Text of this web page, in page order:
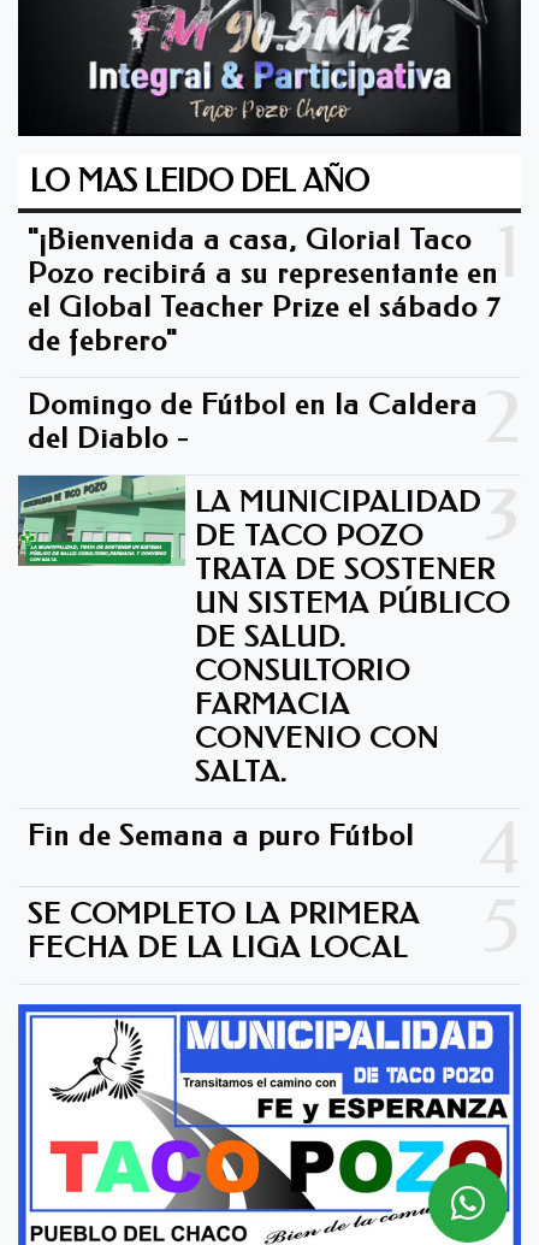
LO MAS LEIDO DEL AÑO
"¡Bienvenida a casa, Gloria! Taco
Pozo recibirá a su representante en
el Global Teacher Prize el sábado 7
de febrero"
Domingo de Fútbol en la Caldera
del Diablo -
LA MUNICIPALIDAD
DE TACO POZO
TRATA DE SOSTENER
UN SISTEMA PÚBLICO
DE SALUD.
CONSULTORIO
FARMACIA
CONVENIO CON
SALTA.
Fin de Semana a puro Fútbol
SE COMPLETO LA PRIMERA
FECHA DE LA LIGA LOCAL